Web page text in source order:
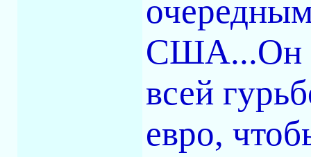
США...Он
всей
евро,